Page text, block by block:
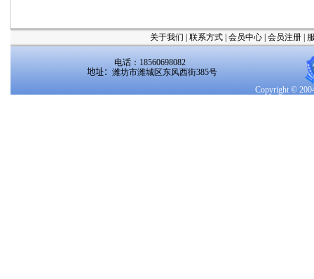
关于我们 联系方式 会员中心 会员注册
电话：18560698082
地址： 潍坊市潍城区东风西街385号
Copyright ©